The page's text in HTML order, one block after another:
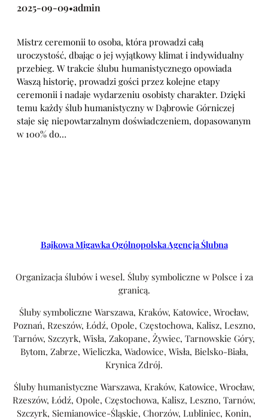
2025-09-09•admin
Mistrz ceremonii to osoba, która prowadzi całą
uroczystość, dbając o jej wyjątkowy klimat i indywidualny
przebieg. W trakcie ślubu humanistycznego opowiada
Waszą historię, prowadzi gości przez kolejne etapy
ceremonii i nadaje wydarzeniu osobisty charakter. Dzięki
temu każdy ślub humanistyczny w Dąbrowie Górniczej
staje się niepowtarzalnym doświadczeniem, dopasowanym
w 100% do…
Bajkowa Migawka Ogólnopolska Agencja Ślubna
Organizacja ślubów i wesel. Śluby symboliczne w Polsce i za
granicą.
Śluby symboliczne Warszawa, Kraków, Katowice, Wrocław,
Poznań, Rzeszów, Łódź, Opole, Częstochowa, Kalisz, Leszno,
Tarnów, Szczyrk, Wisła, Zakopane, Żywiec, Tarnowskie Góry,
Bytom, Zabrze, Wieliczka, Wadowice, Wisła, Bielsko-Biała,
Krynica Zdrój.
Śluby humanistyczne Warszawa, Kraków, Katowice, Wrocław,
Rzeszów, Łódź, Opole, Częstochowa, Kalisz, Leszno, Tarnów,
Szczyrk, Siemianowice-Śląskie, Chorzów, Lubliniec, Konin,